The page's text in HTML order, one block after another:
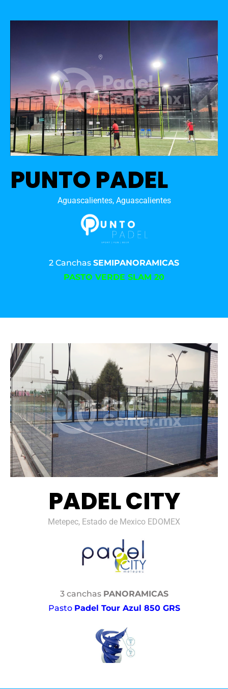
PUNTO PADEL
Aguascalientes, Aguascalientes
2 Canchas SEMIPANORAMICAS
PASTO VERDE SLAM 20
PADEL CITY
Metepec, Estado de Mexico EDOMEX
3 canchas PANORAMICAS
Pasto Padel Tour Azul 850 GRS